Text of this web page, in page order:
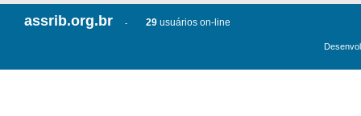
assrib.org.br - 29 usuários on-line